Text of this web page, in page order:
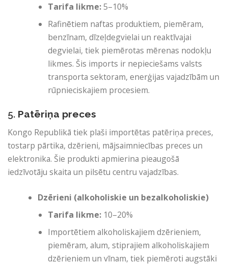
Tarifa likme:5–10%
Rafinētiem naftas produktiem, piemēram,
benzīnam, dīzeļdegvielai un reaktīvajai
degvielai, tiek piemērotas mērenas nodokļu
likmes. Šis imports ir nepieciešams valsts
transporta sektoram, enerģijas vajadzībām un
rūpnieciskajiem procesiem.
5. Patēriņa preces
Kongo Republikā tiek plaši importētas patēriņa preces,
tostarp pārtika, dzērieni, mājsaimniecības preces un
elektronika. Šie produkti apmierina pieaugošā
iedzīvotāju skaita un pilsētu centru vajadzības.
Dzērieni (alkoholiskie un bezalkoholiskie)
Tarifa likme: 10–20%
Importētiem alkoholiskajiem dzērieniem,
piemēram, alum, stiprajiem alkoholiskajiem
dzērieniem un vīnam, tiek piemēroti augstāki